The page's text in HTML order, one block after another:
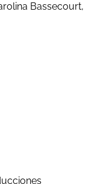
Bassecourt,